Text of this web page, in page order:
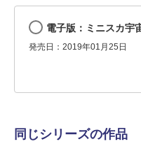
電子版：ミニスカ
発売日：2019年01月25日
同じシリーズの作品